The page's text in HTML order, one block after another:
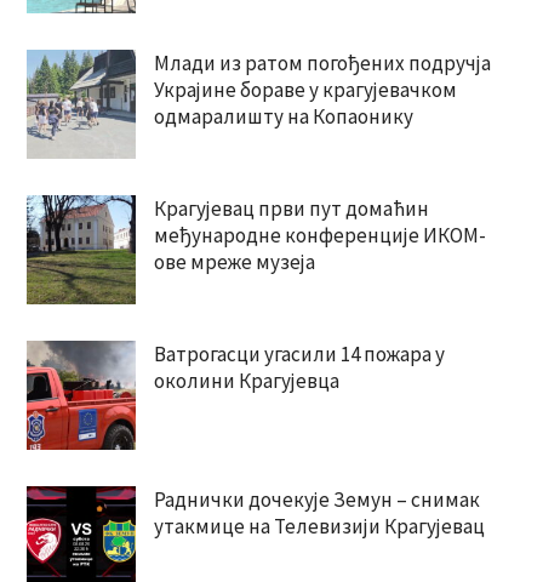
Млади из ратом погођених подручја
Украјине бораве у крагујевачком
одмаралишту на Копаонику
Крагујевац први пут домаћин
међународне конференције ИКОМ-
ове мреже музеја
Ватрогасци угасили 14 пожара у
околини Крагујевца
Раднички дочекује Земун – снимак
утакмице на Телевизији Крагујевац